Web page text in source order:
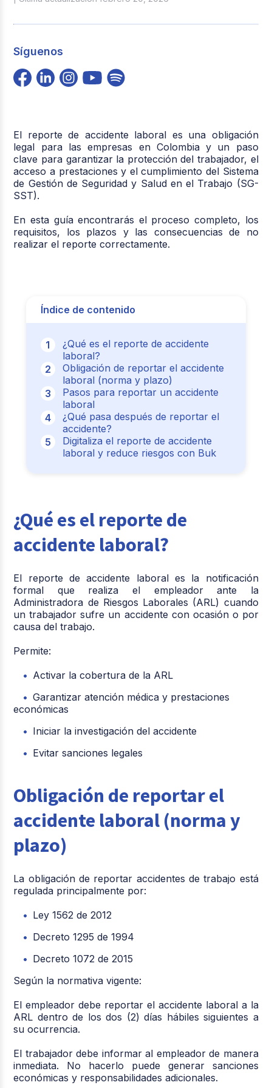
Síguenos
El reporte de accidente laboral es una obligación
legal para las empresas en Colombia y un paso
clave para garantizar la protección del trabajador, el
acceso a prestaciones y el cumplimiento del Sistema
de Gestión de Seguridad y Salud en el Trabajo (SG-
SST).
En esta guía encontrarás el proceso completo, los
requisitos, los plazos y las consecuencias de no
realizar el reporte correctamente.
Índice de contenido
¿Qué es el reporte de accidente
laboral?
Obligación de reportar el accidente
laboral (norma y plazo)
Pasos para reportar un accidente
laboral
¿Qué pasa después de reportar el
accidente?
Digitaliza el reporte de accidente
laboral y reduce riesgos con Buk
¿Qué es el reporte de
accidente laboral?
El reporte de accidente laboral es la notificación
formal que realiza el empleador ante la
Administradora de Riesgos Laborales (ARL) cuando
un trabajador sufre un accidente con ocasión o por
causa del trabajo.
Permite:
Activar la cobertura de la ARL
Garantizar atención médica y prestaciones
económicas
Iniciar la investigación del accidente
Evitar sanciones legales
Obligación de reportar el
accidente laboral (norma y
plazo)
La obligación de reportar accidentes de trabajo está
regulada principalmente por:
Ley 1562 de 2012
Decreto 1295 de 1994
Decreto 1072 de 2015
Según la normativa vigente:
El empleador debe reportar el accidente laboral a la
ARL dentro de los dos (2) días hábiles siguientes a
su ocurrencia.
El trabajador debe informar al empleador de manera
inmediata. No hacerlo puede generar sanciones
económicas y responsabilidades adicionales.